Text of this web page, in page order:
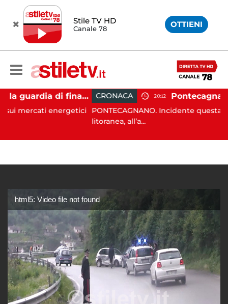
Stile TV HD
Canale 78 OTTIENI
Carburanti, la guardia di finanza rafforza i controlli: sequestri e denunce anche a Napoli
energetici
CRONACA 20:12
PONTECAGNANO. Incidente questa mattina
litoranea, all’a...
html5: Video file not found